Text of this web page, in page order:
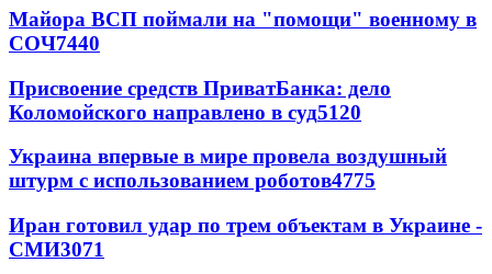
Майора ВСП поймали на "помощи" военному в
СОЧ7440
Присвоение средств ПриватБанка: дело
Коломойского направлено в суд5120
Украина впервые в мире провела воздушный
штурм с использованием роботов4775
Иран готовил удар по трем объектам в Украине -
СМИ3071